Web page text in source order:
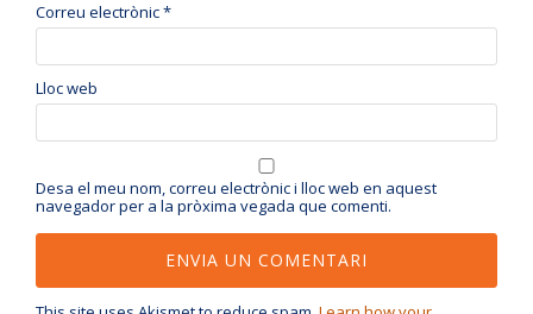
Correu electrònic*
Lloc web
Desa el meu nom, correu electrònic i lloc web en aquest
navegador per a la pròxima vegada que comenti.